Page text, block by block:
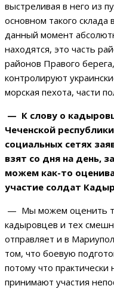
выстреливая в него из
основном такого
данный момент
находятся, это часть
районов Правого
контролируют
морская пехота, части
— К слову о
Чеченской
социальных сетях
взят со дня на день,
можем как-то
участие солдат
— Мы можем оценить
кадыровцев и тех
отправляет и в
том, что боевую
потому что
принимают участия